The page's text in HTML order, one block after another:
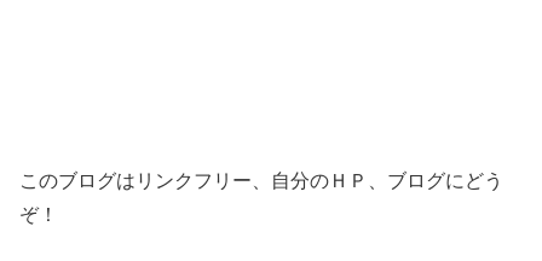
このブログはリンクフリー、自分のＨＰ、ブログにどう
ぞ！